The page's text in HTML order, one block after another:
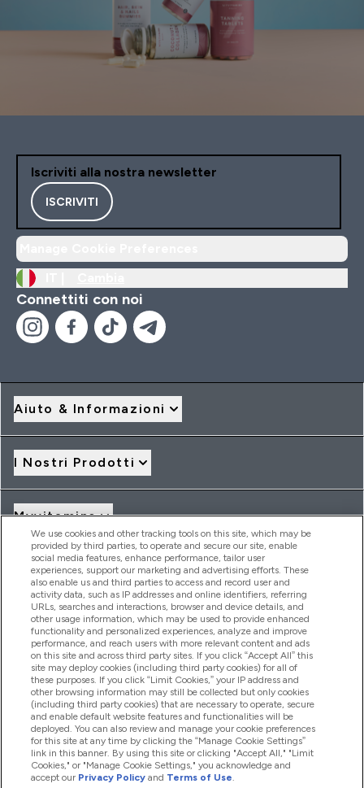
Iscriviti alla nostra newsletter
ISCRIVITI
Connettiti con noi
Aiuto & Informazioni
I Nostri Prodotti
Myvitamins
Offerte & Sconti
2026 THG Nutrition Limited (FRN: 1022962), trading as
MyVitamins.com is an Introducer Appointed Representative of
Frasers Group Financial Services Limited (FRN: 311908) who are
authorised and regulated by the Financial Conduct Authority as
a lender. Frasers Plus is a credit product provided by Frasers
Group Financial Services Limited (FRN: 311908) and is subject
to your financial circumstances. For regulated payment
services, Frasers Group Financial Services Limited is a payment
agent of Transact Payments Limited, a company authorised
and regulated by the Gibraltar Financial Services Commission
as an electronic money institution. Missed payments may
affect your credit score
We use cookies and other tracking tools on this site, which may be
provided by third parties, to operate and secure our site, enable
social media features, enhance performance, tailor user
experiences, support our marketing and advertising efforts. These
also enable us and third parties to access and record user and
activity data, such as IP addresses and online identifiers, referring
URLs, searches and interactions, browser and device details, and
other usage information, which may be used to provide enhanced
functionality and personalized experiences, analyze and improve
performance, and reach users with more relevant content and ads
on this site and across third party sites. If you click “Accept All” this
site may deploy cookies (including third party cookies) for all of
these purposes. If you click “Limit Cookies,” your IP address and
other browsing information may still be collected but only cookies
(including third party cookies) that are necessary to operate, secure
and enable default website features and functionalities will be
deployed. You can also review and manage your cookie preferences
for this site at any time by clicking the “Manage Cookie Settings”
link in this banner. By using this site or clicking "Accept All," "Limit
Cookies," or "Manage Cookie Settings," you acknowledge and
accept our Privacy Policy and Terms of Use.